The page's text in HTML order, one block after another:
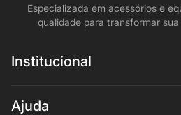
Especializada em acessórios e
qualidade para transformar
Institucional
Ajuda